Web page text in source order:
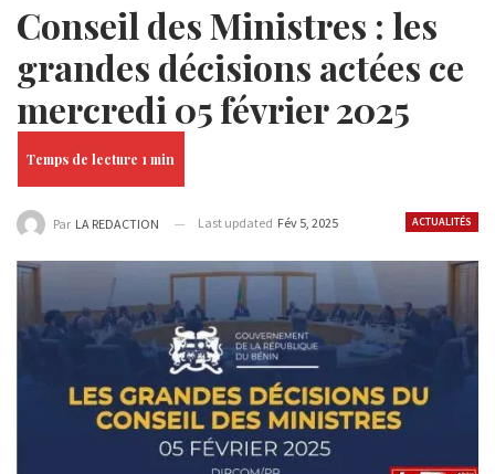
Conseil des Ministres : les
grandes décisions actées ce
mercredi 05 février 2025
ACTUALITÉS
Par LA REDACTION Last updated Fév 5, 2025